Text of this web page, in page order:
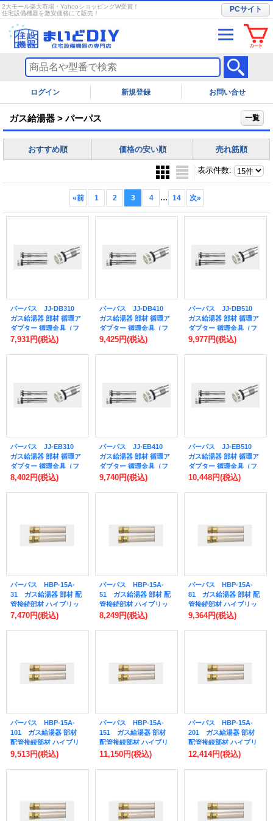
2大モール楽天市場・YahooショッピングW受賞！
住宅設備機器を激安価格にて販売！
PCサイト
ログイン お問い合せ
ガス給湯器 > パーパス 一覧
おすすめ順 価格の安い順 売れ筋順
表示件数:
«前 1 2 3 4 ... 14 次»
パーパス JJ-DB310
ガス給湯器 部材 循環ア
ダプター 循環金具（フ
ィルター付） 浴槽の肉
300mm [◎]
7,931円(税込)
パーパス JJ-DB410
ガス給湯器 部材 循環ア
ダプター 循環金具（フ
ィルター付） 浴槽の肉
400mm [◎]
9,425円(税込)
パーパス JJ-DB510
ガス給湯器 部材 循環ア
ダプター 循環金具（フ
ィルター付） 浴槽の肉
500mm [◎]
9,977円(税込)
パーパス JJ-EB310
ガス給湯器 部材 循環ア
ダプター 循環金具（フ
ィルター付） 浴槽の肉
さ300mm [◎]
8,402円(税込)
パーパス JJ-EB410
ガス給湯器 部材 循環ア
ダプター 循環金具（フ
ィルター付） 浴槽の肉
さ400mm [◎]
9,740円(税込)
パーパス JJ-EB510
ガス給湯器 部材 循環ア
ダプター 循環金具（フ
ィルター付） 浴槽の肉
さ500mm [◎]
10,448円(税込)
パーパス HBP-15A-
31 ガス給湯器 部材 配
管接続部材 ハイブリッ
ドペアホース（袋ナッ
長さ30cm [◎]
7,470円(税込)
パーパス HBP-15A-
51 ガス給湯器 部材 配
管接続部材 ハイブリッ
ドペアホース（袋ナッ
長さ50cm [◎]
8,249円(税込)
パーパス HBP-15A-
81 ガス給湯器 部材 配
管接続部材 ハイブリッ
ドペアホース（袋ナッ
長さ80cm [◎]
9,364円(税込)
パーパス HBP-15A-
101 ガス給湯器 部材
配管接続部材 ハイブリ
ッドペアホース（袋ナッ
長さ1.0m [◎]
9,513円(税込)
パーパス HBP-15A-
151 ガス給湯器 部材
配管接続部材 ハイブリ
ッドペアホース（袋ナッ
長さ1.5m [◎]
11,150円(税込)
パーパス HBP-15A-
201 ガス給湯器 部材
配管接続部材 ハイブリ
ッドペアホース（袋ナッ
長さ2.0m [◎]
12,414円(税込)